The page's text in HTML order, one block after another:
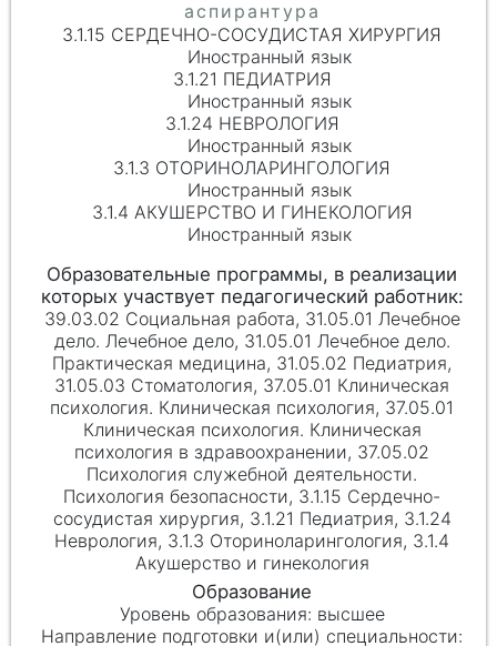
3.1.15 СЕРДЕЧНО-СОСУДИСТАЯ ХИРУРГИЯ
Иностранный язык
3.1.21 ПЕДИАТРИЯ
Иностранный язык
3.1.24 НЕВРОЛОГИЯ
Иностранный язык
3.1.3 ОТОРИНОЛАРИНГОЛОГИЯ
Иностранный язык
3.1.4 АКУШЕРСТВО И ГИНЕКОЛОГИЯ
Иностранный язык
39.03.02 Социальная работа, 31.05.01 Лечебное
дело. Лечебное дело, 31.05.01 Лечебное дело.
Практическая медицина, 31.05.02 Педиатрия,
31.05.03 Стоматология, 37.05.01 Клиническая
психология. Клиническая психология, 37.05.01
Клиническая психология. Клиническая
психология в здравоохранении, 37.05.02
Психология служебной деятельности.
Психология безопасности, 3.1.15 Сердечно-
сосудистая хирургия, 3.1.21 Педиатрия, 3.1.24
Неврология, 3.1.3 Оториноларингология, 3.1.4
Акушерство и гинекология
высшее